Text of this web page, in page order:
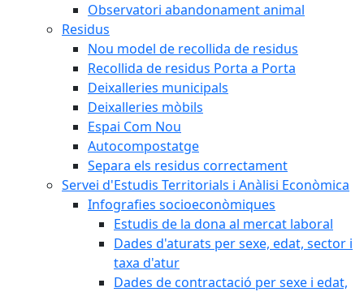
Observatori abandonament animal
Residus
Nou model de recollida de residus
Recollida de residus Porta a Porta
Deixalleries municipals
Deixalleries mòbils
Espai Com Nou
Autocompostatge
Separa els residus correctament
Servei d'Estudis Territorials i Anàlisi Econòmica
Infografies socioeconòmiques
Estudis de la dona al mercat laboral
Dades d'aturats per sexe, edat, sector i
taxa d'atur
Dades de contractació per sexe i edat,